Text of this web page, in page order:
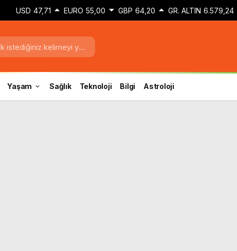
USD 47,71 EURO 55,00 GBP 64,20 GR. ALTIN 6.579,24
Yaşam Sağlık Teknoloji Bilgi Astroloji